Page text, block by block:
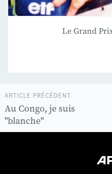
Le Grand
ARTICLE PRÉCÉDENT
Au Congo, je suis
"blanche"